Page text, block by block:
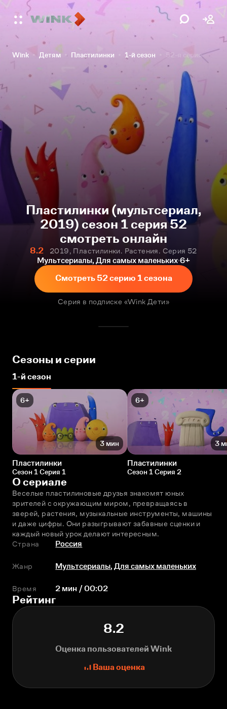
Wink Детям Пластилинки 1-й сезон 52-я серия
Пластилинки (мультсериал,
2019) сезон 1 серия 52
смотреть онлайн
8.2
2019, Пластилинки. Растения. Серия 52
Мультсериалы, Для самых маленьких 6+
Смотреть 52 серию 1 сезона
Серия в подписке «Wink Дети»
Сезоны и серии
1-й сезон
6+
3 мин
Пластилинки
Сезон 1 Серия 1
6+
3
Пластилинки
Сезон 1 Серия 2
О сериале
Веселые пластилиновые друзья знакомят юных
зрителей с окружающим миром, превращаясь в
зверей, растения, музыкальные инструменты, машины
и даже цифры. Они разыгрывают забавные сценки и
каждый новый урок делают интересным.
Страна
Россия
Жанр Мультсериалы,Для самых маленьких
Время 2 мин / 00:02
Рейтинг
8.2
Оценка пользователей Wink
Ваша оценка